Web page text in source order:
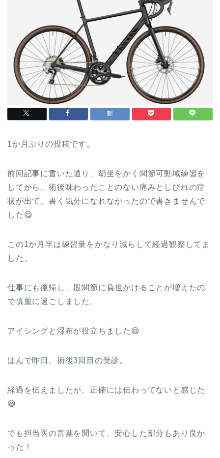
1か月ぶりの投稿です。
前回記事に書いた通り、胡坐をかく関節可動域練習を
してから、術後味わったことのない痛みとしびれの症
状が出て、書く気分になれなかったので書きませんで
した😋
この1か月半は練習量をかなり減らして経過観察してま
した。
仕事にも復帰し、股関節に負担かけることが増えたの
で慎重に過ごしました。
アイシングと湿布が役立ちました😆
ほんで昨日、術後3回目の受診。
経過を伝えましたが、正確には伝わってないと感じた
😆
でも担当医の言葉を聞いて、安心した部分もあり良か
った！